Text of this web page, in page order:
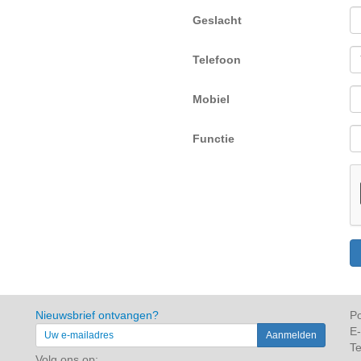
Geslacht
Telefoon
Mobiel
Functie
Nieuwsbrief ontvangen?